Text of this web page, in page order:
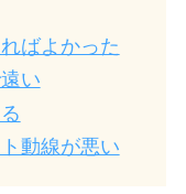
ばよかった
い
動線が悪い